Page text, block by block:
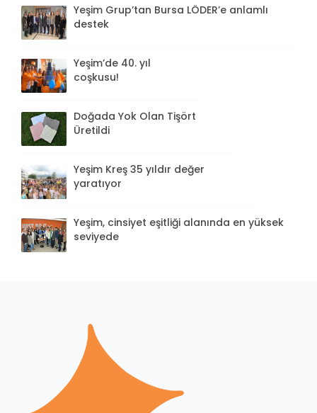
Yeşim Grup’tan Bursa LÖDER’e anlamlı
destek
Yeşim’de 40. yıl
coşkusu!
Doğada Yok Olan Tişört
Üretildi
Yeşim Kreş 35 yıldır değer
yaratıyor
Yeşim, cinsiyet eşitliği alanında en yüksek
seviyede